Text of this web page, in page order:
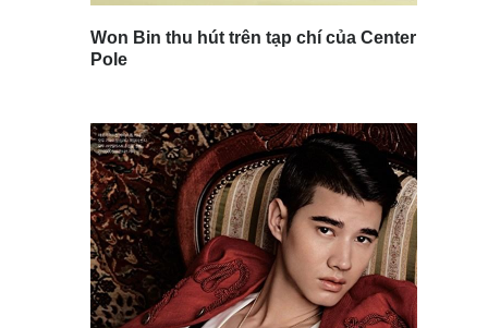
Won Bin thu hút trên tạp chí của Center
Pole